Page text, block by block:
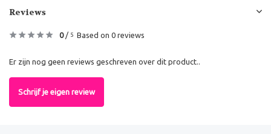
Reviews
0/ 5 Based on 0 reviews
Er zijn nog geen reviews geschreven over dit product..
Schrijf je eigen review